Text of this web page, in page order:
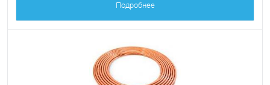
Подробнее